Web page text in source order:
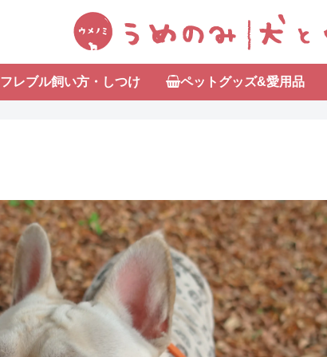
フレブル飼い方・しつけ ペットグッズ&愛用品